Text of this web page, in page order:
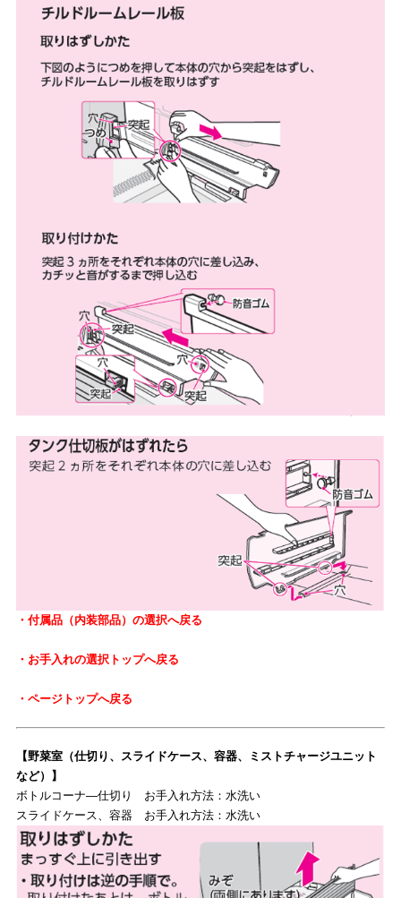
・付属品（内装部品）の選択へ戻る
・お手入れの選択トップへ戻る
・ページトップへ戻る
【野菜室（仕切り、スライドケース、容器、ミストチャージユニット
など）】
ボトルコーナ―仕切り お手入れ方法：水洗い
スライドケース、容器 お手入れ方法：水洗い